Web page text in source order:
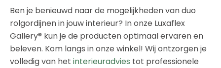
Ben je benieuwd naar de mogelijkheden van duo
rolgordijnen in jouw interieur? In onze Luxaflex
Gallery® kun je de producten optimaal ervaren en
beleven. Kom langs in onze winkel! Wij ontzorgen je
volledig van het interieuradvies tot professionele